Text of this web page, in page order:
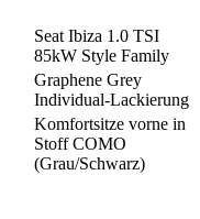
Seat Ibiza 1.0 TSI
85kW Style Family
Graphene Grey
Individual-Lackierung
Komfortsitze vorne in
Stoff COMO
(Grau/Schwarz)